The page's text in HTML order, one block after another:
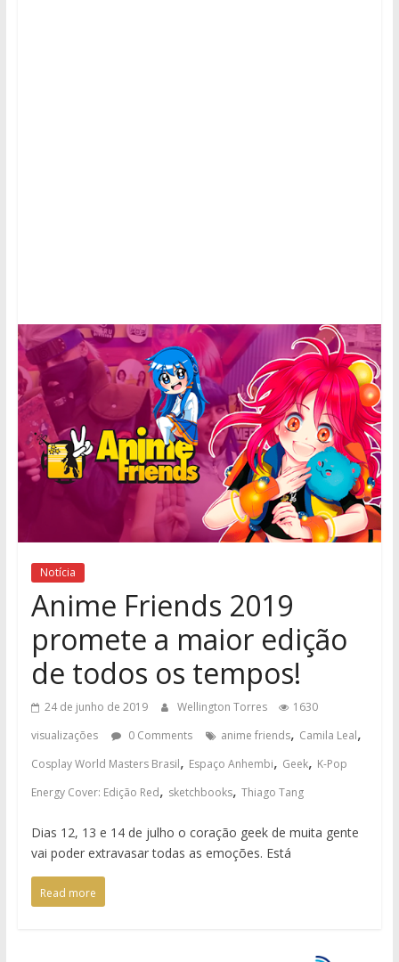
Notícia
Anime Friends 2019
promete a maior edição
de todos os tempos!
24 de junho de 2019 Wellington Torres
1630
visualizações
0 Comments anime friends, Camila Leal,
Cosplay World Masters Brasil, Espaço Anhembi, Geek, K-Pop
Energy Cover: Edição Red, sketchbooks, Thiago Tang
Dias 12, 13 e 14 de julho o coração geek de muita gente
vai poder extravasar todas as emoções. Está
Read more